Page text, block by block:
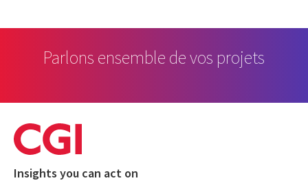
Parlons ensemble de vos projets
Insights you can act on